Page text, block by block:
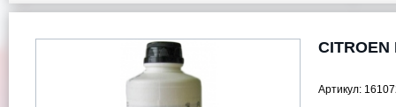
CITROEN
Артикул: